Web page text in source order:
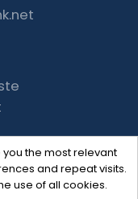
the most relevant
and repeat visits.
use of all cookies.